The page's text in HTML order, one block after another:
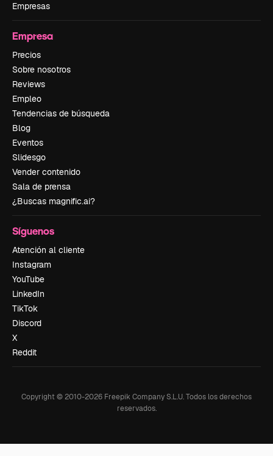
Empresas
Empresa
Precios
Sobre nosotros
Reviews
Empleo
Tendencias de búsqueda
Blog
Eventos
Slidesgo
Vender contenido
Sala de prensa
¿Buscas magnific.ai?
Síguenos
Atención al cliente
Instagram
YouTube
LinkedIn
TikTok
Discord
X
Reddit
Copyright © 2010-2026 Freepik Company S.L.U.Todos los derechos
reservados.